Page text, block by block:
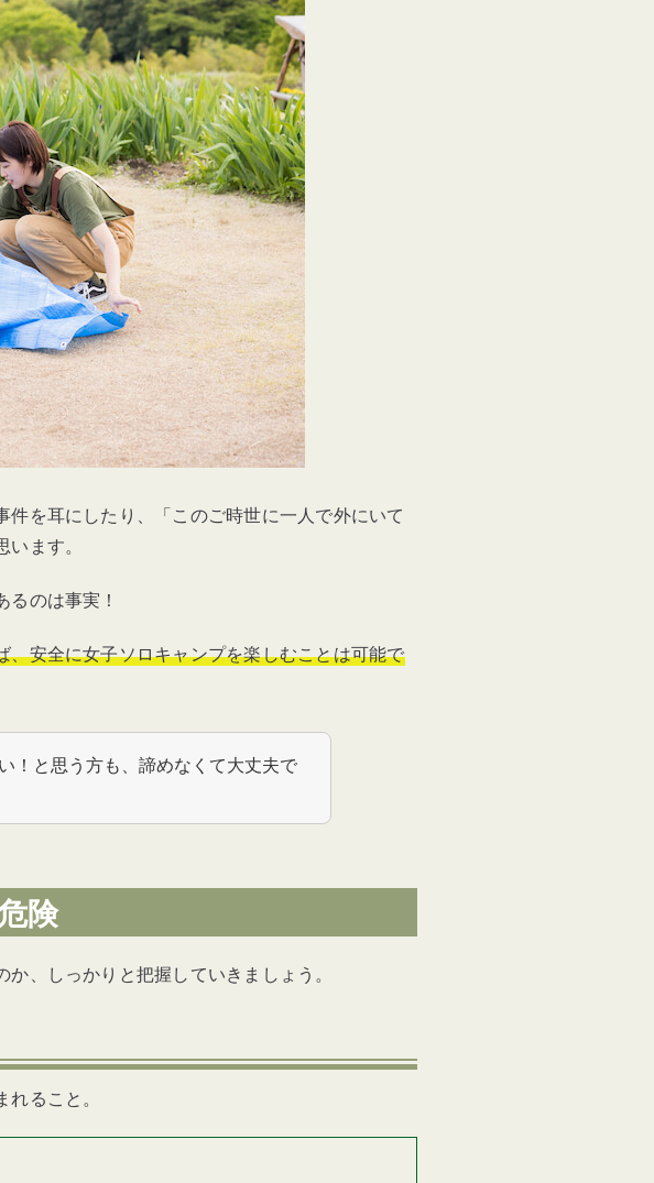
工夫する
い
ッズ3選
防犯グッズ3選
長瀞町】
対策」まとめ
を耳にしたり、「このご時世に一人で外にいて
ます。
のは事実！
安全に女子ソロキャンプを楽しむことは可能で
！と思う方も、諦めなくて大丈夫で
険
、しっかりと把握していきましょう。
ること。